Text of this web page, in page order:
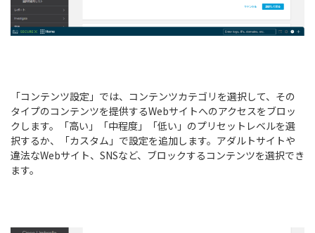
「コンテンツ設定」では、コンテンツカテゴリを選択して、その
タイプのコンテンツを提供するWebサイトへのアクセスをブロッ
クします。「高い」「中程度」「低い」のプリセットレベルを選
択するか、「カスタム」で設定を追加します。アダルトサイトや
違法なWebサイト、SNSなど、ブロックするコンテンツを選択でき
ます。